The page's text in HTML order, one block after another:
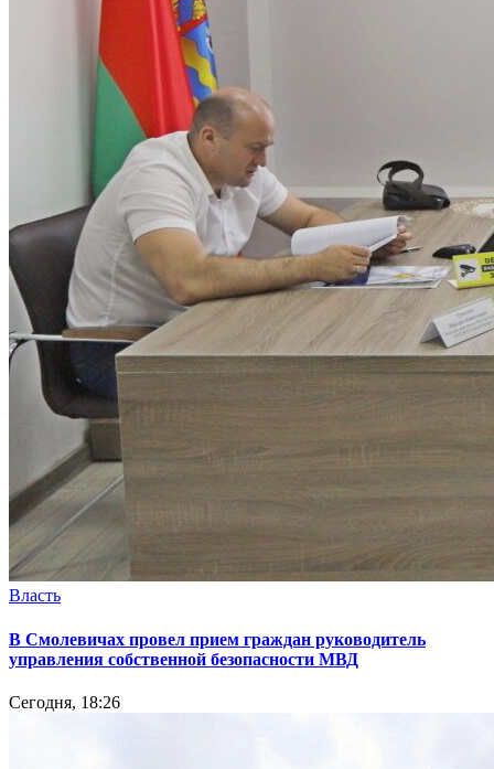
Власть
В Смолевичах провел прием граждан руководитель
управления собственной безопасности МВД
Сегодня, 18:26